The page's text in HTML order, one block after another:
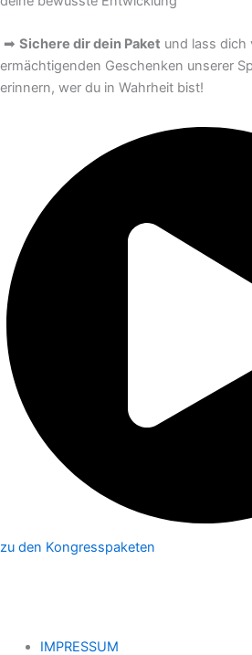
➡ Sichere dir dein Paket und lass dich
ermächtigenden Geschenken unserer
erinnern, wer du in Wahrheit bist!
zu den Kongresspaketen
IMPRESSUM